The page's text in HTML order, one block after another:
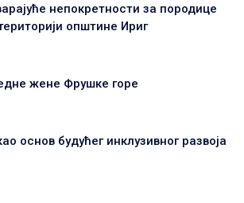
непокретности за породице
општине Ириг
жене Фрушке горе
основ будућег инклузивног развоја